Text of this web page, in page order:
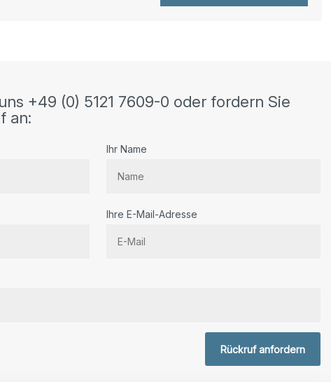
+49 (0) 5121 7609-0 oder fordern Sie
an:
Ihr Name
Ihre E-Mail-Adresse
Rückruf anfordern